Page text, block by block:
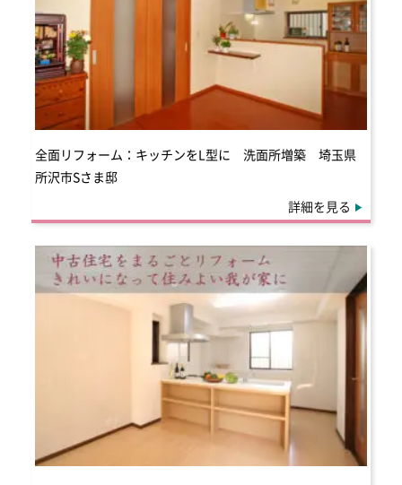
全面リフォーム：キッチンをL型に 洗面所増築 埼玉県
所沢市Sさま邸
詳細を見る